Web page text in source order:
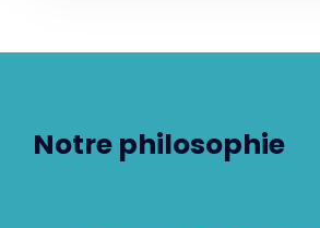
Notre philosophie